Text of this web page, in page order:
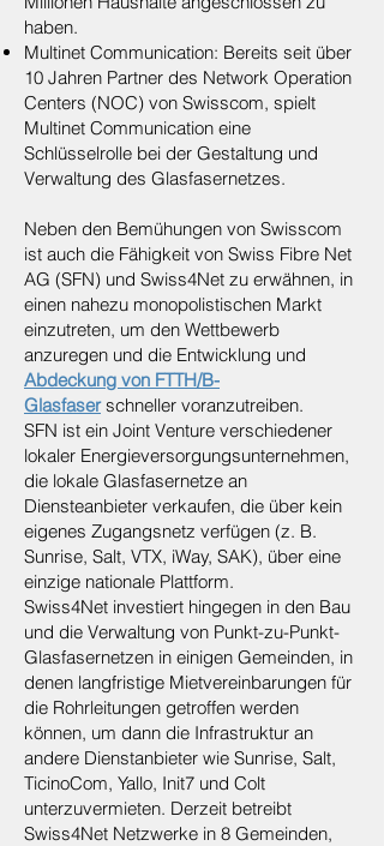
haben.
Multinet Communication: Bereits seit über
10 Jahren Partner des Network Operation
Centers (NOC) von Swisscom, spielt
Multinet Communication eine
Schlüsselrolle bei der Gestaltung und
Verwaltung des Glasfasernetzes.
Neben den Bemühungen von Swisscom
ist auch die Fähigkeit von Swiss Fibre Net
AG (SFN) und Swiss4Net zu erwähnen, in
einen nahezu monopolistischen Markt
einzutreten, um den Wettbewerb
anzuregen und die Entwicklung und
Abdeckung von FTTH/B-
Glasfaserschneller voranzutreiben.
SFN ist ein Joint Venture verschiedener
lokaler Energieversorgungsunternehmen,
die lokale Glasfasernetze an
Diensteanbieter verkaufen, die über kein
eigenes Zugangsnetz verfügen (z. B.
Sunrise, Salt, VTX, iWay, SAK), über eine
einzige nationale Plattform.
Swiss4Net investiert hingegen in den Bau
und die Verwaltung von Punkt-zu-Punkt-
Glasfasernetzen in einigen Gemeinden, in
denen langfristige Mietvereinbarungen für
die Rohrleitungen getroffen werden
können, um dann die Infrastruktur an
andere Dienstanbieter wie Sunrise, Salt,
TicinoCom, Yallo, Init7 und Colt
unterzuvermieten. Derzeit betreibt
Swiss4Net Netzwerke in 8 Gemeinden,